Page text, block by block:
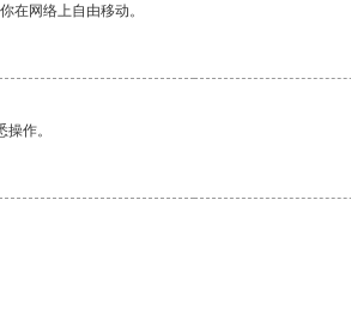
在网络上自由移动。
作。